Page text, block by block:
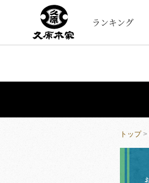
ランキング
トップ>